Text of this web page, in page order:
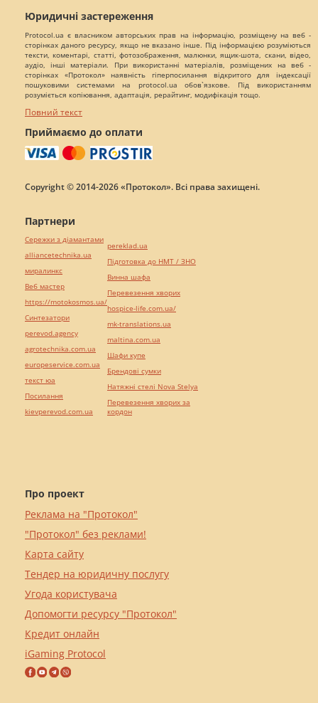
Юридичні застереження
Protocol.ua є власником авторських прав на інформацію, розміщену на веб -
сторінках даного ресурсу, якщо не вказано інше. Під інформацією розуміються
тексти, коментарі, статті, фотозображення, малюнки, ящик-шота, скани, відео,
аудіо, інші матеріали. При використанні матеріалів, розміщених на веб -
сторінках «Протокол» наявність гіперпосилання відкритого для індексації
пошуковими системами на protocol.ua обов`язкове. Під використанням
розуміється копіювання, адаптація, рерайтинг, модифікація тощо.
Повний текст
Приймаємо до оплати
Copyright © 2014-2026 «Протокол». Всі права захищені.
Про проект
Реклама на "Протокол"
"Протокол" без реклами!
Карта сайту
Тендер на юридичну послугу
Угода користувача
Допомогти ресурсу "Протокол"
Кредит онлайн
iGaming Protocol
Партнери
Сережки з діамантами
alliancetechnika.ua
миралинкс
Веб мастер
https://motokosmos.ua/
Синтезатори
perevod.agency
agrotechnika.com.ua
europeservice.com.ua
текст юа
Посилання
kievperevod.com.ua
pereklad.ua
Підготовка до НМТ / ЗНО
Винна шафа
Перевезення хворих
hospice-life.com.ua/
mk-translations.ua
maltina.com.ua
Шафи купе
Брендові сумки
Натяжні стелі Nova Stelya
Перевезення хворих за
кордон